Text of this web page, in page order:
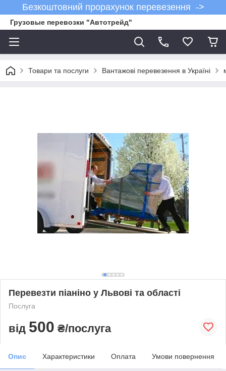
Безкоштовний прорахунок перевезення ->
Грузовые перевозки "Автотрейд"
Товари та послуги Вантажові перевезення в Україні
Перевезти піаніно у Львові та області
Послуга
від 500 ₴/послуга
Опис Характеристики Оплата Умови повернення